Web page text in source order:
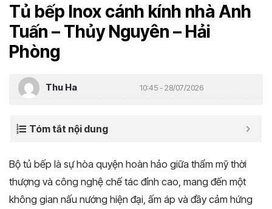
Tủ bếp Inox cánh kính nhà Anh
Tuấn – Thủy Nguyên – Hải
Phòng
Thu Ha 10:45 - 28/07/2026
Tóm tắt nội dung
Bộ tủ bếp là sự hòa quyện hoàn hảo giữa thẩm mỹ thời
thượng và công nghệ chế tác đỉnh cao, mang đến một
không gian nấu nướng hiện đại, ấm áp và đầy cảm hứng